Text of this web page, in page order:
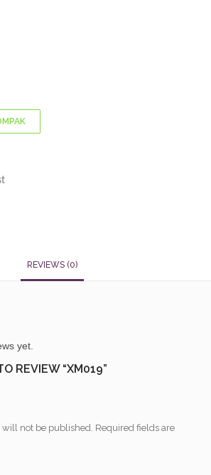
REVIEWS (0)
yet.
REVIEW “XM019”
not be published. Required fields are